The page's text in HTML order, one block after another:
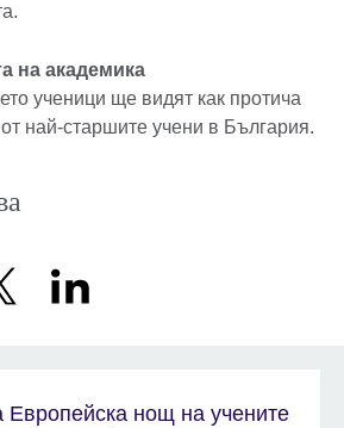
на академика
ученици ще видят как протича
най-старшите учени в България.
Европейска нощ на учените